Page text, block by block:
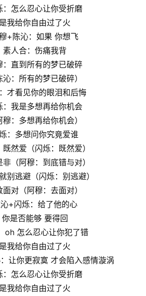
：怎么忍心让你受折磨
是我给你自由过了火
+陈沁：如果 你想飞
素人合：伤痛我背
：直到所有的梦已破碎
沁：所有的梦已破碎）
才看见你的眼泪和后悔
：我是多想再给你机会
穆：多想再给你机会）
：多想问你究竟爱谁
既然爱（闪烁：既然爱）
非（阿穆：到底错与对）
别逃避（闪烁：别逃避）
面对（阿穆：去面对）
+闪烁：给了他的心
你是否能够 要得回
oh 怎么忍心让你犯了错
是我给你自由过了火
让你更寂寞 才会陷入感情漩涡
：怎么忍心让你受折磨
是我给你自由过了火